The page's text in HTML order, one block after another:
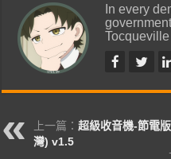
In every
Tocqueville
上一篇：超級收音機-節電
灣) v1.5